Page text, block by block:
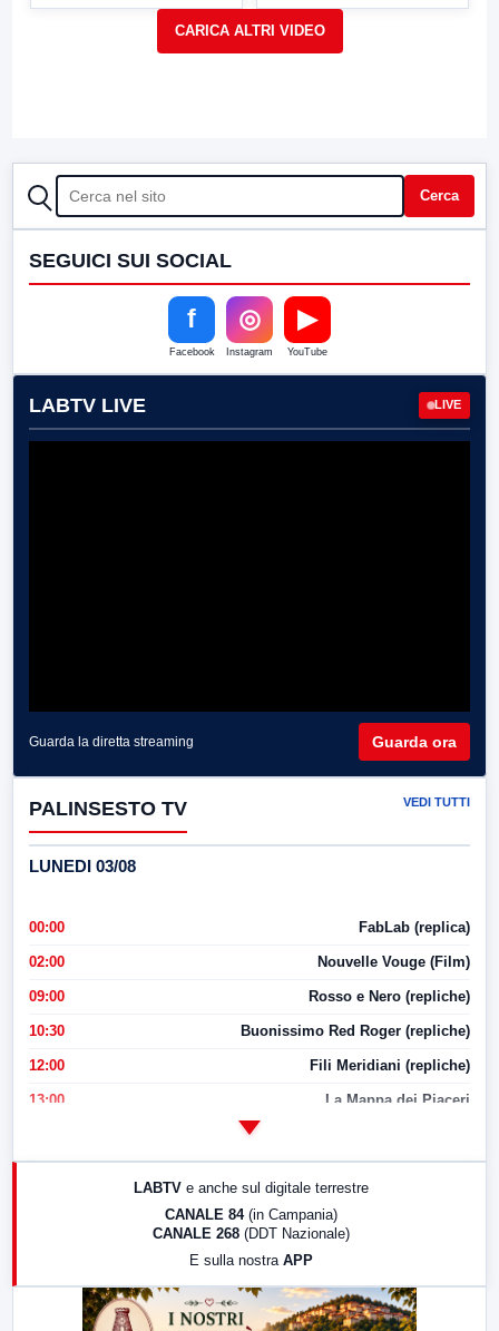
CERCA Cerca
SEGUICI SUI SOCIAL
f
Facebook
◎
Instagram
▶
YouTube
LABTV LIVE LIVE
Guarda la diretta streaming Guarda ora
PALINSESTO TV VEDI TUTTI
LUNEDI 03/08
00:00 FabLab (replica)
02:00 Nouvelle Vouge (Film)
09:00 Rosso e Nero (repliche)
10:30 Buonissimo Red Roger (repliche)
12:00 Fili Meridiani (repliche)
13:00 La Mappa dei Piaceri
17:00 LabNews (replica)
LabNews (replica)
LABTV e anche sul digitale terrestre
CANALE 84 (in Campania)
CANALE 268 (DDT Nazionale)
E sulla nostra APP